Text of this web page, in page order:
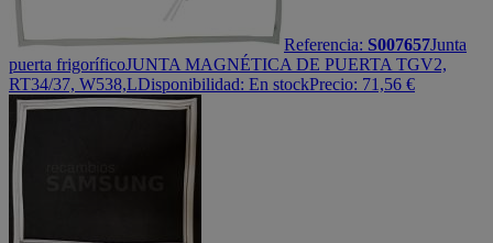
Referencia: S007657Junta
puerta frigoríficoJUNTA MAGNÉTICA DE PUERTA TGV2,
RT34/37, W538,LDisponibilidad: En stockPrecio: 71,56 €